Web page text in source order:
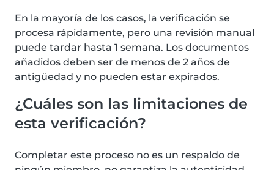
En la mayoría de los casos, la verificación se
procesa rápidamente, pero una revisión manual
puede tardar hasta 1 semana. Los documentos
añadidos deben ser de menos de 2 años de
antigüedad y no pueden estar expirados.
¿Cuáles son las limitaciones de
esta verificación?
Completar este proceso no es un respaldo de